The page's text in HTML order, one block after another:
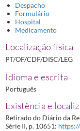
Despacho
Formulário
Hospital
Medicamento
Localização física
PT/OF/CDF/DISC/LEG
Idioma e escrita
Português
Existência e
Retirado do Diário da
Série II, p. 10651: